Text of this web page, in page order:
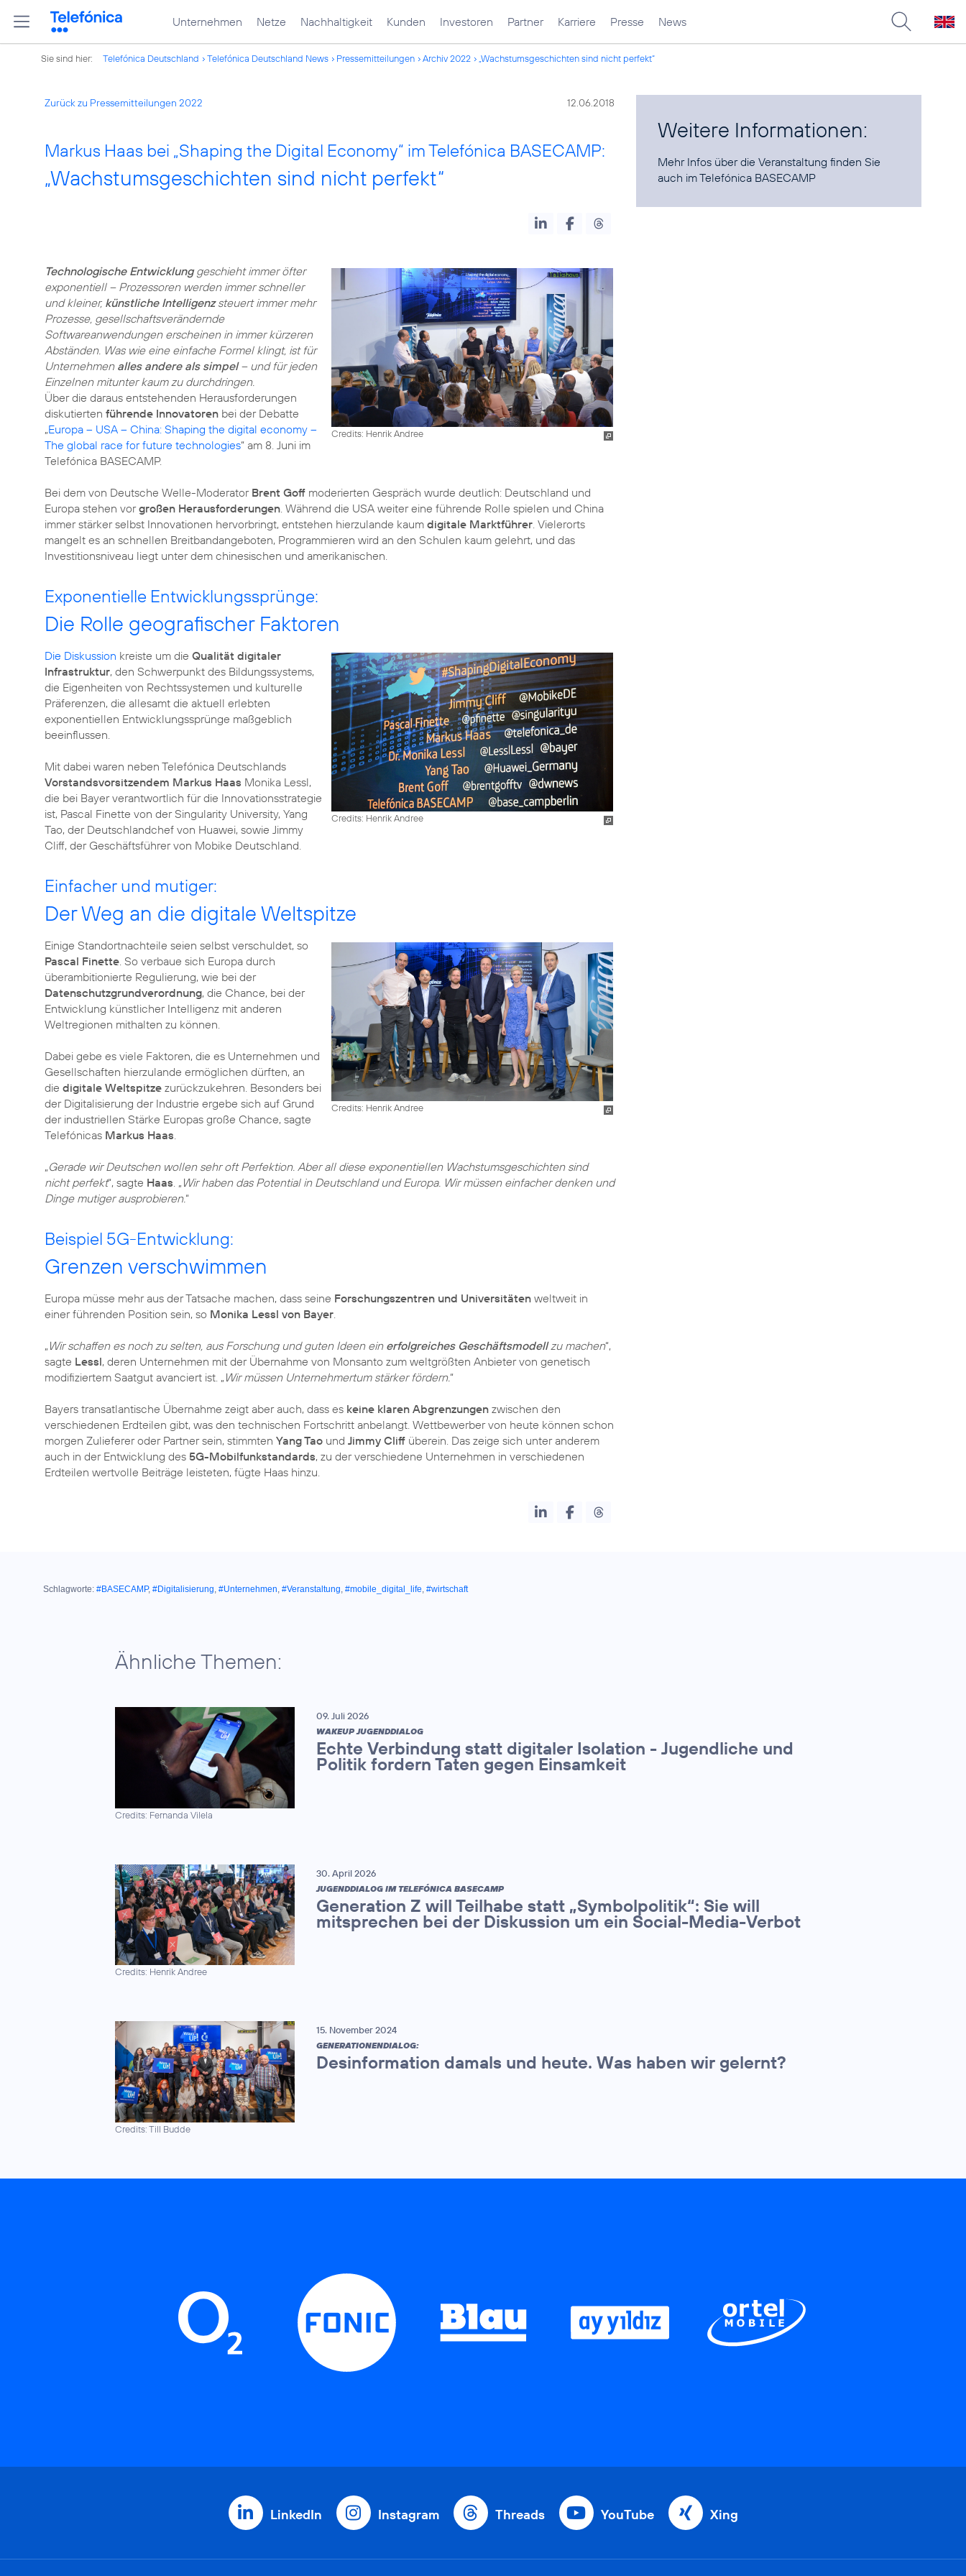
Unternehmen Netze Nachhaltigkeit Kunden Investoren Partner Karriere Presse News
Sie sind hier: Telefónica Deutschland Telefónica Deutschland News Pressemitteilungen Archiv 2022 „Wachstumsgeschichten sind nicht perfekt“
Zurück zu Pressemitteilungen 2022 12.06.2018
Markus Haas bei „Shaping the Digital Economy“ im Telefónica BASECAMP:
„Wachstumsgeschichten sind nicht perfekt“
Credits: Henrik Andree
Technologische Entwicklunggeschieht immer öfter
exponentiell – Prozessoren werden immer schneller
und kleiner, künstliche Intelligenzsteuert immer mehr
Prozesse, gesellschaftsverändernde
Softwareanwendungen erscheinen in immer kürzeren
Abständen. Was wie eine einfache Formel klingt, ist für
Unternehmen alles andere als simpel– und für jeden
Einzelnen mitunter kaum zu durchdringen.
Über die daraus entstehenden Herausforderungen
diskutierten führende Innovatoren bei der Debatte
„Europa – USA – China: Shaping the digital economy –
The global race for future technologies“ am 8. Juni im
Telefónica BASECAMP.
Bei dem von Deutsche Welle-Moderator Brent Goff moderierten Gespräch wurde deutlich: Deutschland und
Europa stehen vorgroßen Herausforderungen. Während die USA weiter eine führende Rolle spielen und China
immer stärker selbst Innovationen hervorbringt, entstehen hierzulande kaum digitale Marktführer. Vielerorts
mangelt es an schnellen Breitbandangeboten, Programmieren wird an den Schulen kaum gelehrt, und das
Investitionsniveau liegt unter dem chinesischen und amerikanischen.
Exponentielle Entwicklungssprünge:
Die Rolle geografischer Faktoren
Credits: Henrik Andree
Die Diskussion kreiste um die Qualität digitaler
Infrastruktur, den Schwerpunkt des Bildungssystems,
die Eigenheiten von Rechtssystemen und kulturelle
Präferenzen, die allesamt die aktuell erlebten
exponentiellen Entwicklungssprünge maßgeblich
beeinflussen.
Mit dabei waren neben Telefónica Deutschlands
Vorstandsvorsitzendem Markus Haas Monika Lessl,
die bei Bayer verantwortlich für die Innovationsstrategie
ist, Pascal Finette von der Singularity University, Yang
Tao, der Deutschlandchef von Huawei, sowie Jimmy
Cliff, der Geschäftsführer von Mobike Deutschland.
Einfacher und mutiger:
Der Weg an die digitale Weltspitze
Credits: Henrik Andree
Einige Standortnachteile seien selbst verschuldet, so
Pascal Finette. So verbaue sich Europa durch
überambitionierte Regulierung, wie bei der
Datenschutzgrundverordnung, die Chance, bei der
Entwicklung künstlicher Intelligenz mit anderen
Weltregionen mithalten zu können.
Dabei gebe es viele Faktoren, die es Unternehmen und
Gesellschaften hierzulande ermöglichen dürften, an
die digitale Weltspitze zurückzukehren. Besonders bei
der Digitalisierung der Industrie ergebe sich auf Grund
der industriellen Stärke Europas große Chance, sagte
Telefónicas Markus Haas.
„Gerade wir Deutschen wollen sehr oft Perfektion. Aber all diese exponentiellen Wachstumsgeschichten sind
nicht perfekt“, sagte Haas. „ Wir haben das Potential in Deutschland und Europa. Wir müssen einfacher denken und
Dinge mutiger ausprobieren.“
Beispiel 5G-Entwicklung:
Grenzen verschwimmen
Europa müsse mehr aus der Tatsache machen, dass seine Forschungszentren und Universitäten weltweit in
einer führenden Position sein, so Monika Lessl von Bayer.
„ Wir schaffen es noch zu selten, aus Forschung und guten Ideen ein erfolgreiches Geschäftsmodellzu machen“,
sagte Lessl, deren Unternehmen mit der Übernahme von Monsanto zum weltgrößten Anbieter von genetisch
modifiziertem Saatgut avanciert ist. „ Wir müssen Unternehmertum stärker fördern.“
Bayers transatlantische Übernahme zeigt aber auch, dass es keine klaren Abgrenzungen zwischen den
verschiedenen Erdteilen gibt, was den technischen Fortschritt anbelangt. Wettbewerber von heute können schon
morgen Zulieferer oder Partner sein, stimmten Yang Tao und Jimmy Cliff überein. Das zeige sich unter anderem
auch in der Entwicklung des 5G-Mobilfunkstandards, zu der verschiedene Unternehmen in verschiedenen
Erdteilen wertvolle Beiträge leisteten, fügte Haas hinzu.
Weitere Informationen:
Mehr Infos über die Veranstaltung finden Sie
auch imTelefónica BASECAMP
Schlagworte: #BASECAMP, #Digitalisierung, #Unternehmen, #Veranstaltung, #mobile_digital_life, #wirtschaft
Ähnliche Themen:
Credits: Fernanda Vilela
09. Juli 2026
WAKEUP JUGENDDIALOG
Echte Verbindung statt digitaler Isolation - Jugendliche und
Politik fordern Taten gegen Einsamkeit
Credits: Henrik Andree
30. April 2026
JUGENDDIALOG IM TELEFÓNICA BASECAMP
Generation Z will Teilhabe statt „Symbolpolitik“: Sie will
mitsprechen bei der Diskussion um ein Social-Media-Verbot
Credits: Till Budde
15. November 2024
GENERATIONENDIALOG:
Desinformation damals und heute. Was haben wir gelernt?
LinkedIn Instagram Threads YouTube Xing